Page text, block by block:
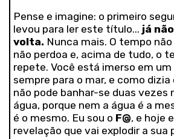
Pense e imagine: o primeiro
levou para ler este título... já
volta. Nunca mais. O tempo
não perdoa e, acima de tudo, o
repete. Você está imerso em um
sempre para o mar, e como dizia
não pode banhar-se duas vezes
água, porque nem a água é a
é o mesmo. Eu sou o F@, e hoje
revelação que vai explodir a sua